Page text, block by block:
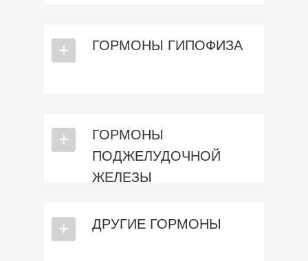
ГОРМОНЫ ГИПОФИЗА
⎯
+
ГОРМОНЫ
ПОДЖЕЛУДОЧНОЙ
ЖЕЛЕЗЫ
⎯
+
ДРУГИЕ ГОРМОНЫ
⎯
+